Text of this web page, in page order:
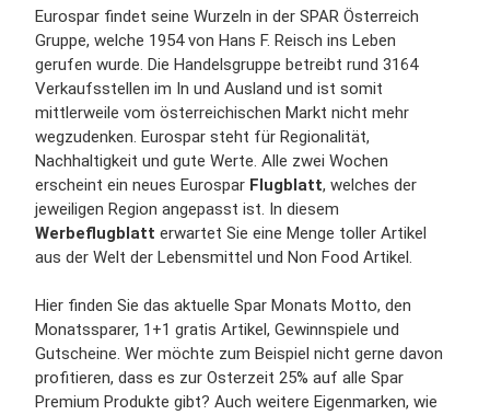
Eurospar findet seine Wurzeln in der SPAR Österreich
Gruppe, welche 1954 von Hans F. Reisch ins Leben
gerufen wurde. Die Handelsgruppe betreibt rund 3164
Verkaufsstellen im In und Ausland und ist somit
mittlerweile vom österreichischen Markt nicht mehr
wegzudenken. Eurospar steht für Regionalität,
Nachhaltigkeit und gute Werte. Alle zwei Wochen
erscheint ein neues Eurospar Flugblatt, welches der
jeweiligen Region angepasst ist. In diesem
Werbeflugblatt erwartet Sie eine Menge toller Artikel
aus der Welt der Lebensmittel und Non Food Artikel.
Hier finden Sie das aktuelle Spar Monats Motto, den
Monatssparer, 1+1 gratis Artikel, Gewinnspiele und
Gutscheine. Wer möchte zum Beispiel nicht gerne davon
profitieren, dass es zur Osterzeit 25% auf alle Spar
Premium Produkte gibt? Auch weitere Eigenmarken, wie